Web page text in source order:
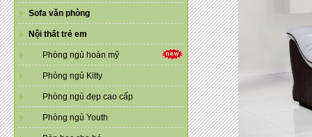
Sofa văn phòng
Nội thất trẻ em
Phòng ngủ hoàn mỹ
Phòng ngủ Kitty
Phòng ngủ đẹp cao cấp
Phòng ngủ Youth